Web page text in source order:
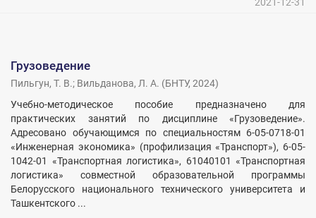
Грузоведение
Пильгун, Т. В.; Вильданова, Л. А. (БНТУ, 2024)
Учебно-методическое пособие предназначено для
практических занятий по дисциплине «Грузоведение».
Адресовано обучающимся по специальностям 6-05-0718-01
«Инженерная экономика» (профилизация «Транспорт»), 6-05-
1042-01 «Транспортная логистика», 61040101 «Транспортная
логистика» совместной образовательной программы
Белорусского национального технического университета и
Ташкентского ...